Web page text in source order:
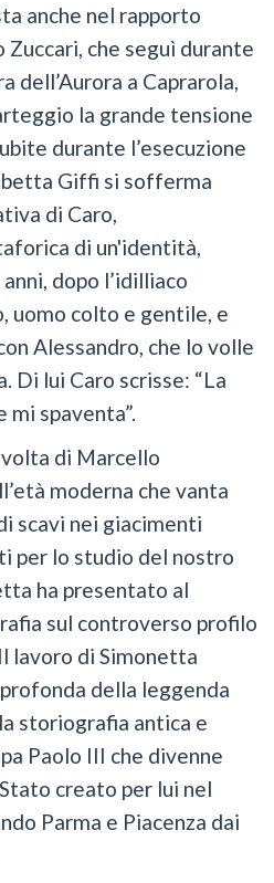
anche nel rapporto
che seguì durante
dell’Aurora a Caprarola,
la grande tensione
durante l’esecuzione
Giffi si sofferma
di Caro,
di un'identità,
dopo l’idilliaco
uomo colto e gentile, e
Alessandro, che lo volle
Di lui Caro scrisse: “La
mi spaventa”.
di Marcello
moderna che vanta
scavi nei giacimenti
per lo studio del nostro
ha presentato al
sul controverso profilo
lavoro di Simonetta
della leggenda
storiografia antica e
Paolo III che divenne
creato per lui nel
Parma e Piacenza dai